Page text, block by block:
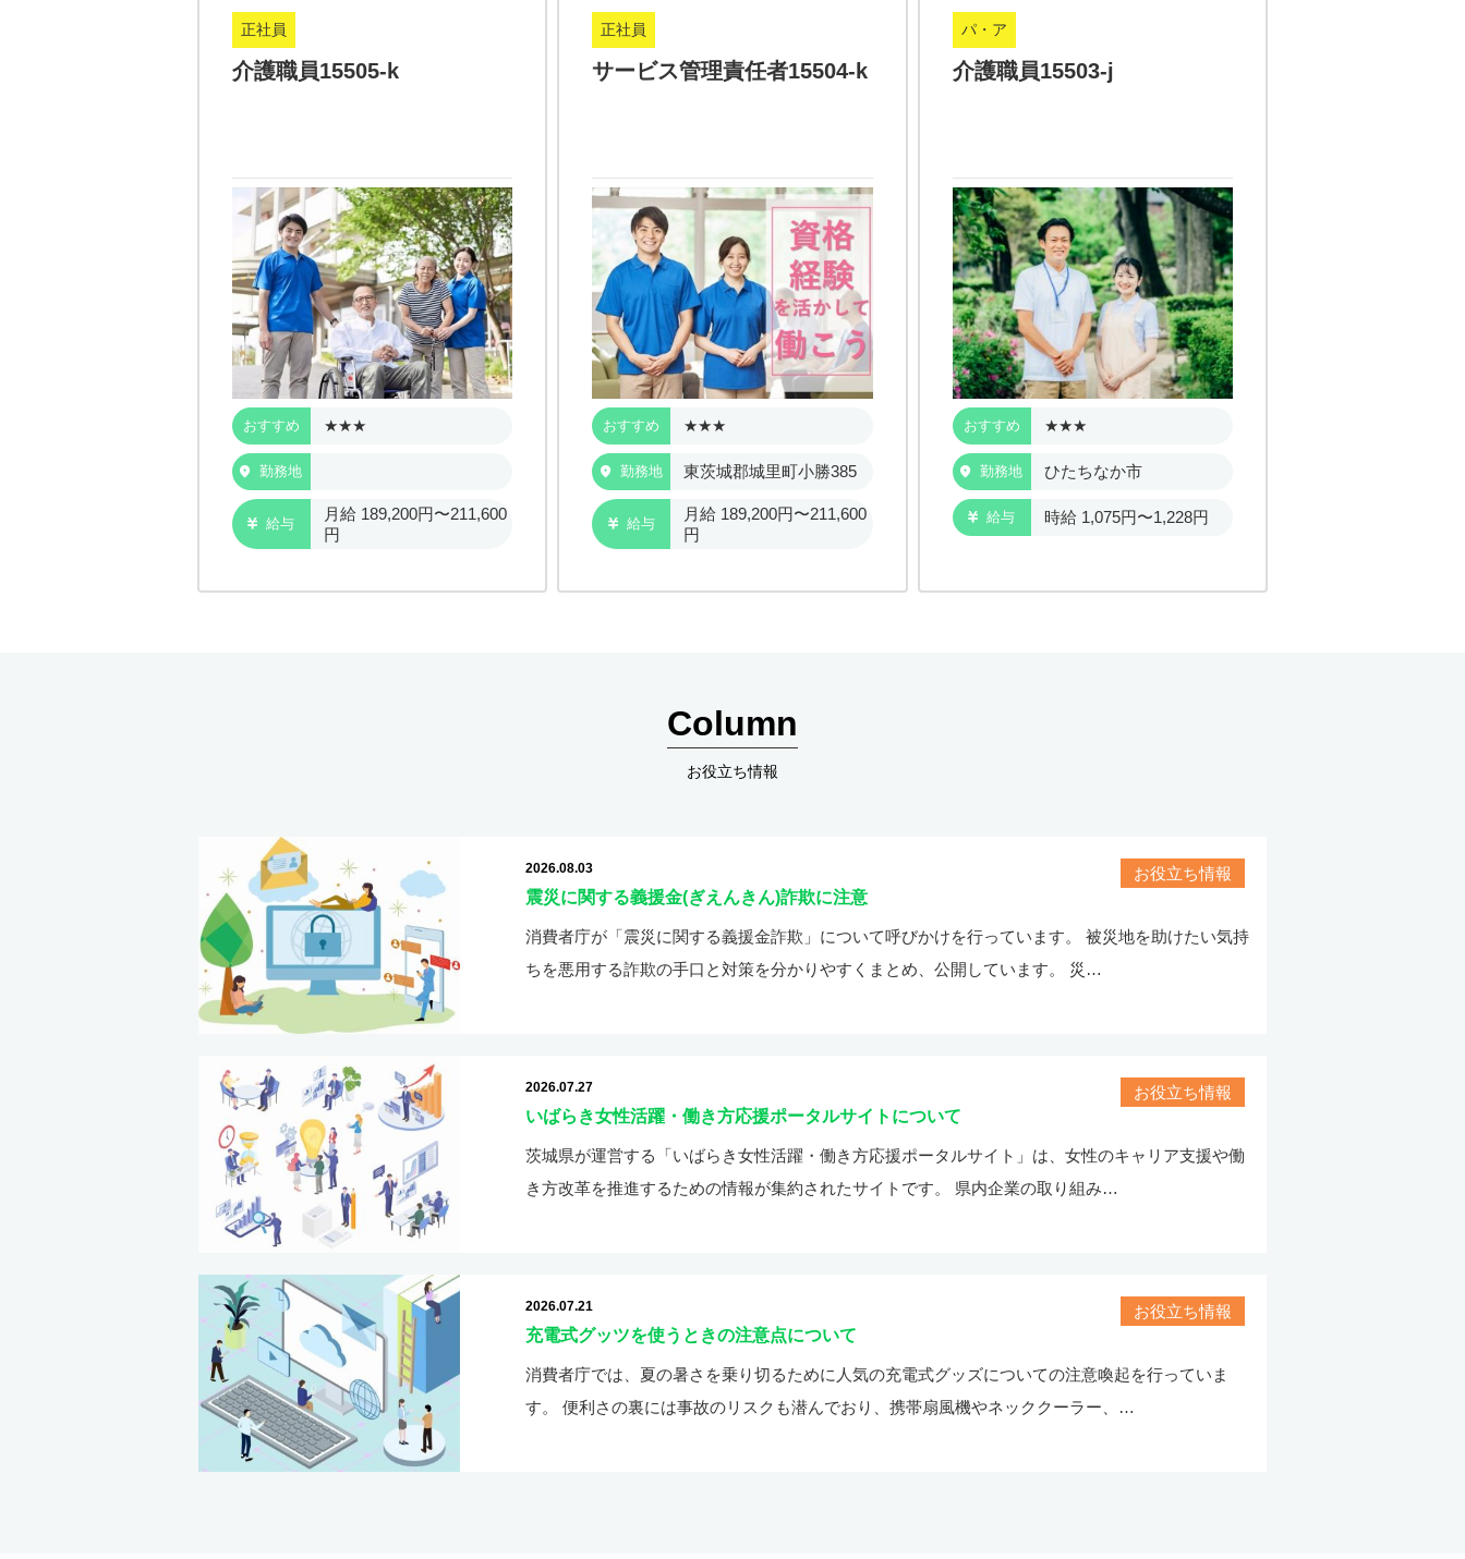
正社員
介護職員15505-k
おすすめ ★★★
勤務地
給与
月給 189,200円〜211,600
円
正社員
サービス管理責任者15504-k
おすすめ ★★★
勤務地 東茨城郡城里町小勝385
給与
月給 189,200円〜211,600
円
パ・ア
介護職員15503-j
おすすめ ★★★
勤務地 ひたちなか市
給与 時給 1,075円〜1,228円
Column
お役立ち情報
2026.08.03
お役立ち情報
震災に関する義援金(ぎえんきん)詐欺に注意
消費者庁が「震災に関する義援金詐欺」について呼びかけを行っています。 被災地を助けたい気持
ちを悪用する詐欺の手口と対策を分かりやすくまとめ、公開しています。 災…
2026.07.27
お役立ち情報
いばらき女性活躍・働き方応援ポータルサイトについて
茨城県が運営する「いばらき女性活躍・働き方応援ポータルサイト」は、女性のキャリア支援や働
き方改革を推進するための情報が集約されたサイトです。 県内企業の取り組み…
2026.07.21
お役立ち情報
充電式グッツを使うときの注意点について
消費者庁では、夏の暑さを乗り切るために人気の充電式グッズについての注意喚起を行っていま
す。 便利さの裏には事故のリスクも潜んでおり、携帯扇風機やネッククーラー、…